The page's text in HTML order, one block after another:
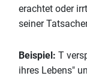
erachtet oder
seiner
Beispiel: T
ihres Lebens"